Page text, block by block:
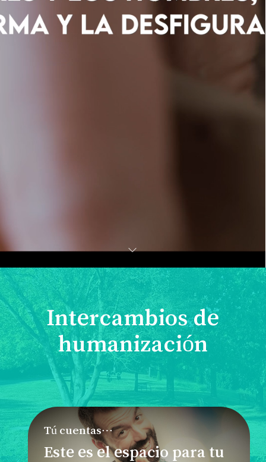
Intercambios de
humanización
Tú cuentas…
Este es el espacio para tu